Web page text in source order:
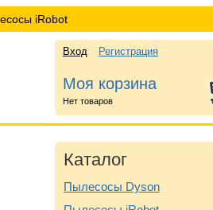
iRobot
Вход Регистрация
Моя корзина
Нет товаров
Каталог
Пылесосы Dyson